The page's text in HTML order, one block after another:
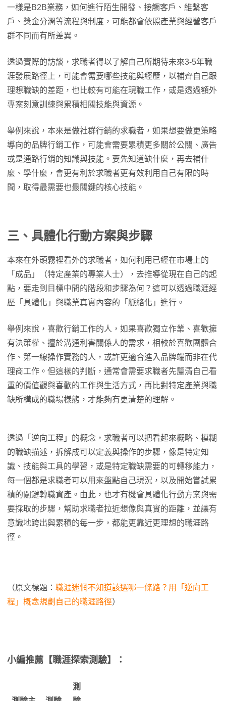
一樣是B2B業務，如何進行陌生開發、接觸客戶、維繫客
戶、獎金分潤等流程與制度，可能都會依照產業與經營客戶
群不同而有所差異。
透過實際的訪談，求職者得以了解自己所期待未來3-5年職
涯發展路徑上，可能會需要哪些技能與經歷，以補齊自己跟
理想職缺的差距，也比較有可能在現職工作，或是透過額外
專案刻意訓練與累積相關技能與資源。
舉例來說，本來是做社群行銷的求職者，如果想要做更策略
導向的品牌行銷工作，可能會需要累積更多關於公關、廣告
或是通路行銷的知識與技能。要先知道缺什麼，再去補什
麼、學什麼，會更有利於求職者更有效利用自己有限的時
間，取得最需要也最關鍵的核心技能。
三、具體化行動方案與步驟
本來在外頭霧裡看外的求職者，如何利用已經在市場上的
「成品」（特定產業的專業人士），去推導從現在自己的起
點，要走到目標中間的階段和步驟為何？這可以透過職涯經
歷「具體化」與職業真實內容的「脈絡化」進行。
舉例來說，喜歡行銷工作的人，如果喜歡獨立作業、喜歡擁
有決策權、擅於溝通利害關係人的需求，相較於喜歡團體合
作、第一線操作實務的人，或許更適合進入品牌端而非在代
理商工作。但這樣的判斷，通常會需要求職者先釐清自己看
重的價值觀與喜歡的工作與生活方式，再比對特定產業與職
缺所構成的職場樣態，才能夠有更清楚的理解。
透過「逆向工程」的概念，求職者可以把看起來概略、模糊
的職缺描述，拆解成可以定義與操作的步驟，像是特定知
識、技能與工具的學習，或是特定職缺需要的可轉移能力，
每一個都是求職者可以用來盤點自己現況，以及開始嘗試累
積的關鍵轉職資產。由此，也才有機會具體化行動方案與需
要採取的步驟，幫助求職者拉近想像與真實的距離，並讓有
意識地跨出與累積的每一步，都能更靠近更理想的職涯路
徑。
（原文標題： 職涯迷惘不知道該選哪一條路？用「逆向工
程」概念規劃自己的職涯路徑）
小編推薦【職涯探索測驗】：
測